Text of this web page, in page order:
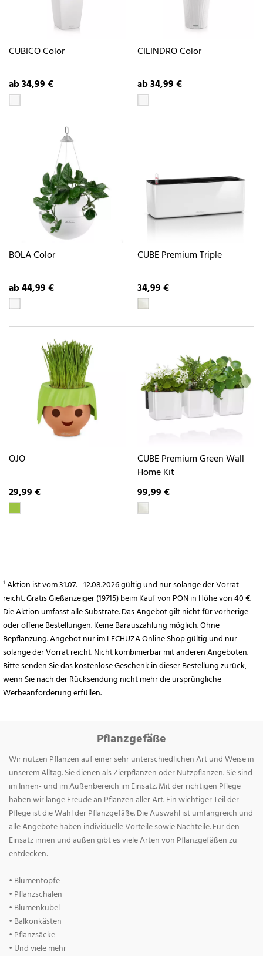
CUBICO Color
ab 34,99 €
CILINDRO Color
ab 34,99 €
BOLA Color
ab 44,99 €
CUBE Premium Triple
34,99 €
OJO
29,99 €
CUBE Premium Green Wall
Home Kit
99,99 €
¹ Aktion ist vom 31.07. - 12.08.2026 gültig und nur solange der Vorrat
reicht. Gratis Gießanzeiger (19715) beim Kauf von PON in Höhe von 40 €.
Die Aktion umfasst alle Substrate. Das Angebot gilt nicht für vorherige
oder offene Bestellungen. Keine Barauszahlung möglich. Ohne
Bepflanzung. Angebot nur im LECHUZA Online Shop gültig und nur
solange der Vorrat reicht. Nicht kombinierbar mit anderen Angeboten.
Bitte senden Sie das kostenlose Geschenk in dieser Bestellung zurück,
wenn Sie nach der Rücksendung nicht mehr die ursprüngliche
Werbeanforderung erfüllen.
Pflanzgefäße
Wir nutzen Pflanzen auf einer sehr unterschiedlichen Art und Weise in
unserem Alltag. Sie dienen als Zierpflanzen oder Nutzpflanzen. Sie sind
im Innen- und im Außenbereich im Einsatz. Mit der richtigen Pflege
haben wir lange Freude an Pflanzen aller Art. Ein wichtiger Teil der
Pflege ist die Wahl der Pflanzgefäße. Die Auswahl ist umfangreich und
alle Angebote haben individuelle Vorteile sowie Nachteile. Für den
Einsatz innen und außen gibt es viele Arten von Pflanzgefäßen zu
entdecken:
• Blumentöpfe
• Pflanzschalen
• Blumenkübel
• Balkonkästen
• Pflanzsäcke
• Und viele mehr